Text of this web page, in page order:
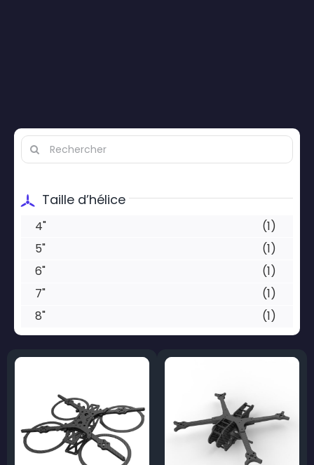
Search
for:
Taille d’hélice
4"
(1)
5"
(1)
6"
(1)
7"
(1)
8"
(1)